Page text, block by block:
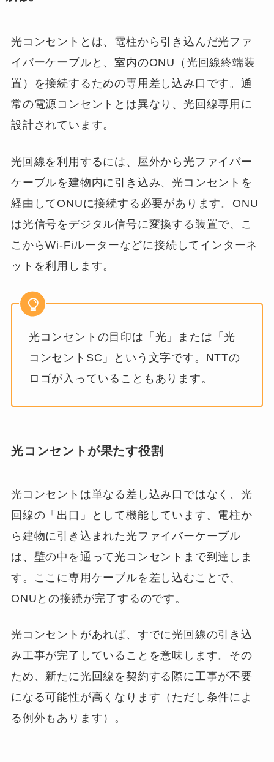
光コンセントとは、電柱から引き込んだ光ファ
イバーケーブルと、室内のONU（光回線終端装
置）を接続するための専用差し込み口です。通
常の電源コンセントとは異なり、光回線専用に
設計されています。
光回線を利用するには、屋外から光ファイバー
ケーブルを建物内に引き込み、光コンセントを
経由してONUに接続する必要があります。ONU
は光信号をデジタル信号に変換する装置で、こ
こからWi-Fiルーターなどに接続してインターネ
ットを利用します。
光コンセントの目印は「光」または「光
コンセントSC」という文字です。NTTの
ロゴが入っていることもあります。
光コンセントが果たす役割
光コンセントは単なる差し込み口ではなく、光
回線の「出口」として機能しています。電柱か
ら建物に引き込まれた光ファイバーケーブル
は、壁の中を通って光コンセントまで到達しま
す。ここに専用ケーブルを差し込むことで、
ONUとの接続が完了するのです。
光コンセントがあれば、すでに光回線の引き込
み工事が完了していることを意味します。その
ため、新たに光回線を契約する際に工事が不要
になる可能性が高くなります（ただし条件によ
る例外もあります）。